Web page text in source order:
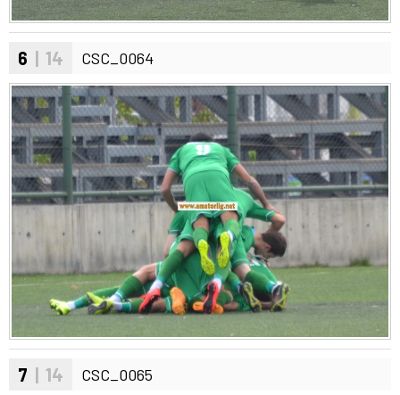
6 | 14 CSC_0064
7 | 14 CSC_0065